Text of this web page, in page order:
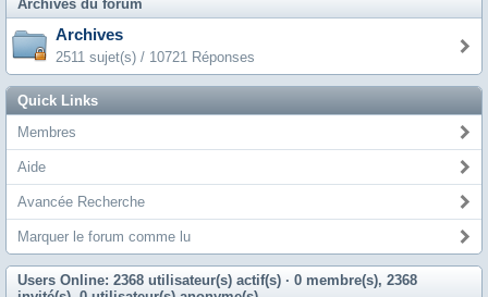
Archives du forum
Archives
2511 sujet(s) / 10721 Réponses
Quick Links
Membres
Aide
Avancée Recherche
Marquer le forum comme lu
Users Online: 2368 utilisateur(s) actif(s) · 0 membre(s), 2368